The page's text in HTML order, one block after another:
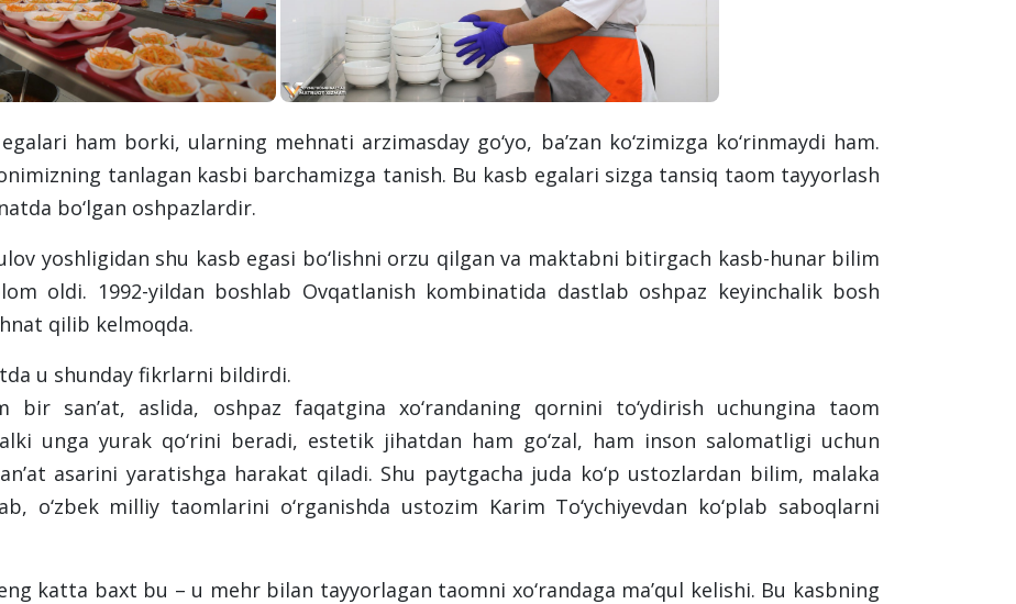
ham borki, ularning mehnati arzimasday go‘yo, ba’zan ko‘zimizga ko‘rinmaydi ham.
tanlagan kasbi barchamizga tanish. Bu kasb egalari sizga tansiq taom tayyorlash
bo‘lgan oshpazlardir.
yoshligidan shu kasb egasi bo‘lishni orzu qilgan va maktabni bitirgach kasb-hunar bilim
oldi. 1992-yildan boshlab Ovqatlanish kombinatida dastlab oshpaz keyinchalik bosh
qilib kelmoqda.
u shunday fikrlarni bildirdi.
bir san’at, aslida, oshpaz faqatgina xo‘randaning qornini to‘ydirish uchungina taom
unga yurak qo‘rini beradi, estetik jihatdan ham go‘zal, ham inson salomatligi uchun
asarini yaratishga harakat qiladi. Shu paytgacha juda ko‘p ustozlardan bilim, malaka
o‘zbek milliy taomlarini o‘rganishda ustozim Karim To‘ychiyevdan ko‘plab saboqlarni
katta baxt bu – u mehr bilan tayyorlagan taomni xo‘randaga ma’qul kelishi. Bu kasbning